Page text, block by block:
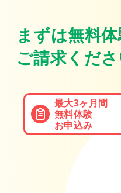
まずは無料
ご請求くださ
最大3ヶ月間
無料体験
お申込み